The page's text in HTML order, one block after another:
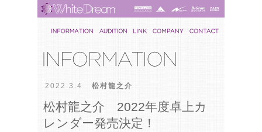
2022.3.4 松村龍之介
松村龍之介 2022年度卓上カ
レンダー発売決定！